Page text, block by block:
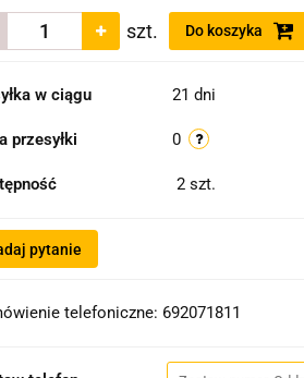
szt. Do koszyka
w ciągu 21 dni
przesyłki 0
2 szt.
pytanie
telefoniczne: 692071811